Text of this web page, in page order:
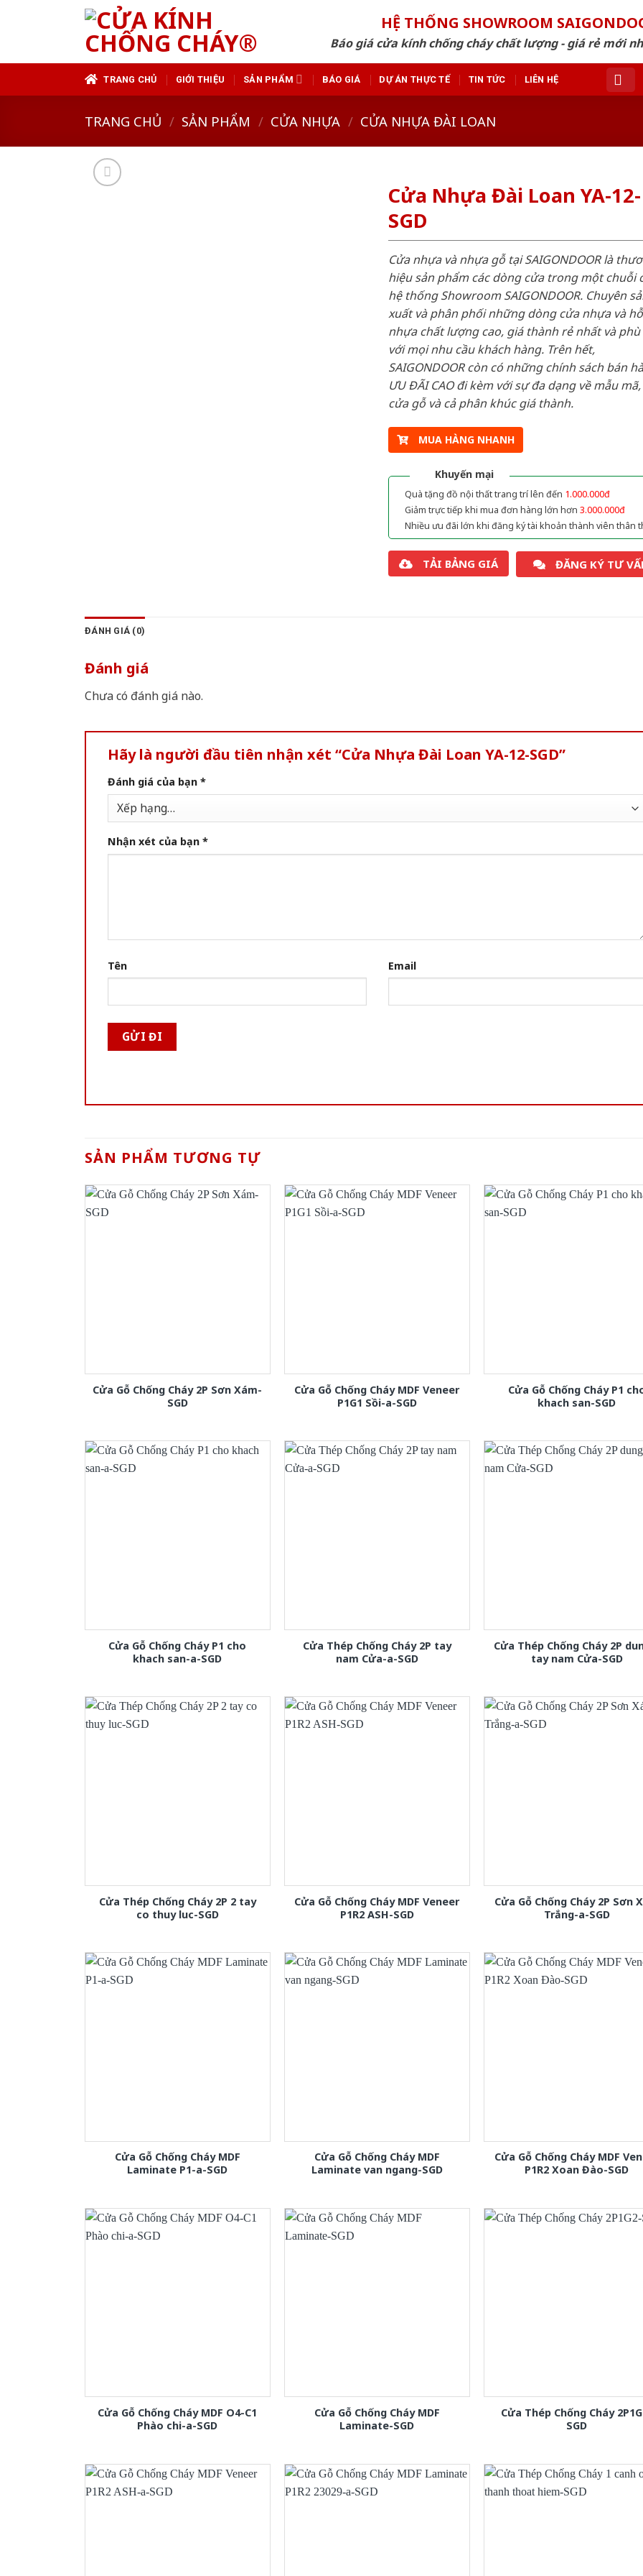
HỆ THỐNG SHOWROOM
Báo giá cửa kính chống cháy chất lượng - giá rẻ mới
TRANG CHỦ GIỚI THIỆU SẢN PHẨM BÁO GIÁ DỰ ÁN THỰC TẾ TIN TỨC LIÊN HỆ
TRANG CHỦ / SẢN PHẨM / CỬA NHỰA / CỬA NHỰA ĐÀI LOAN
Cửa Nhựa Đài Loan YA-12-
SGD
Cửa nhựa và nhựa gỗ tại SAIGONDOOR là
hiệu sản phẩm các dòng cửa trong một chuỗi
hệ thống Showroom SAIGONDOOR. Chuyên
xuất và phân phối những dòng cửa nhựa và
nhựa chất lượng cao, giá thành rẻ nhất và
với mọi nhu cầu khách hàng. Trên hết,
SAIGONDOOR còn có những chính sách bán
ƯU ĐÃI CAO đi kèm với sự đa dạng về mẫu
cửa gỗ và cả phân khúc giá thành.
MUA HÀNG NHANH
Khuyến mại
Quà tặng đồ nội thất trang trí lên đến 1.000.000đ
Giảm trực tiếp khi mua đơn hàng lớn hơn 3.000.000đ
Nhiều ưu đãi lớn khi đăng ký tài khoản thành viên thân
TẢI BẢNG GIÁ ĐĂNG KÝ TƯ
ĐÁNH GIÁ (0)
Đánh giá
Chưa có đánh giá nào.
Hãy là người đầu tiên nhận xét “Cửa Nhựa Đài Loan YA-12-SGD”
Đánh giá của bạn *
Nhận xét của bạn *
Tên Email
SẢN PHẨM TƯƠNG TỰ
Cửa Gỗ Chống Cháy 2P Sơn Xám-
SGD
Cửa Gỗ Chống Cháy MDF Veneer
P1G1 Sồi-a-SGD
Cửa Gỗ Chống Cháy P1
khach san-SGD
Cửa Gỗ Chống Cháy P1 cho
khach san-a-SGD
Cửa Thép Chống Cháy 2P tay
nam Cửa-a-SGD
Cửa Thép Chống Cháy 2P
tay nam Cửa-SGD
Cửa Thép Chống Cháy 2P 2 tay
co thuy luc-SGD
Cửa Gỗ Chống Cháy MDF Veneer
P1R2 ASH-SGD
Cửa Gỗ Chống Cháy 2P Sơn
Trắng-a-SGD
Cửa Gỗ Chống Cháy MDF
Laminate P1-a-SGD
Cửa Gỗ Chống Cháy MDF
Laminate van ngang-SGD
Cửa Gỗ Chống Cháy MDF
P1R2 Xoan Đào-SGD
Cửa Gỗ Chống Cháy MDF O4-C1
Phào chi-a-SGD
Cửa Gỗ Chống Cháy MDF
Laminate-SGD
Cửa Thép Chống Cháy
SGD